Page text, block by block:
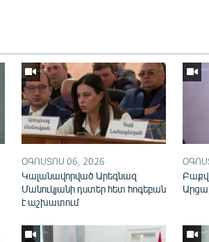
Auto 240p
720p
ՕԳՈՍՏՈՍ 06, 2026
Կալանավորված Արեգնազ
Մանուկյանի դստեր հետ հոգեբան
է աշխատում